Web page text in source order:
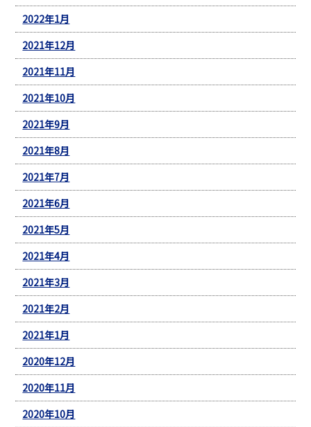
2022年1月
2021年12月
2021年11月
2021年10月
2021年9月
2021年8月
2021年7月
2021年6月
2021年5月
2021年4月
2021年3月
2021年2月
2021年1月
2020年12月
2020年11月
2020年10月